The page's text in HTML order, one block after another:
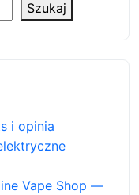
Szukaj
i opinia
Vape Shop —